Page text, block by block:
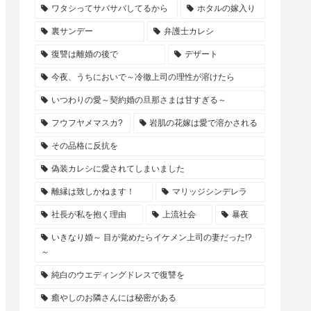
ワタシってサバサバしてるから ホタルの嫁入り
裏サンデー 弁護士カレシ
復讐は離婚の後で デザート
今夜、うちにおいで～冷徹上司の理性が溶けたら
いつわりの愛～契約婚の旦那さまは甘すぎる～
フウフヤメマスカ? 岩肌の花嫁は愛で溶かされる
その品格に反抗を
偽装カレシに愛されてしまいました
離縁は致しかねます！ マリッジシンデレラ
社長が私を抱く理由 上流社会 暴夜
いきなり婚～ 目が覚めたらイケメン上司の妻だった!?
～
純白のウエディングドレスで復讐を
癒やしのお隣さんには秘密がある